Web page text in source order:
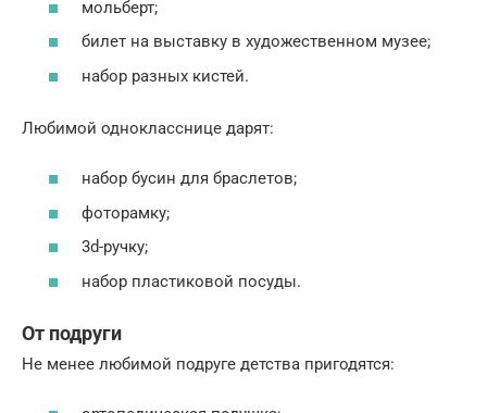
мольберт;
билет на выставку в художественном музее;
набор разных кистей.
Любимой однокласснице дарят:
набор бусин для браслетов;
фоторамку;
3d-ручку;
набор пластиковой посуды.
От подруги
Не менее любимой подруге детства пригодятся: